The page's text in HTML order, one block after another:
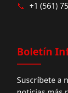
📞 +1 (561)
Boletín
Suscríbete a